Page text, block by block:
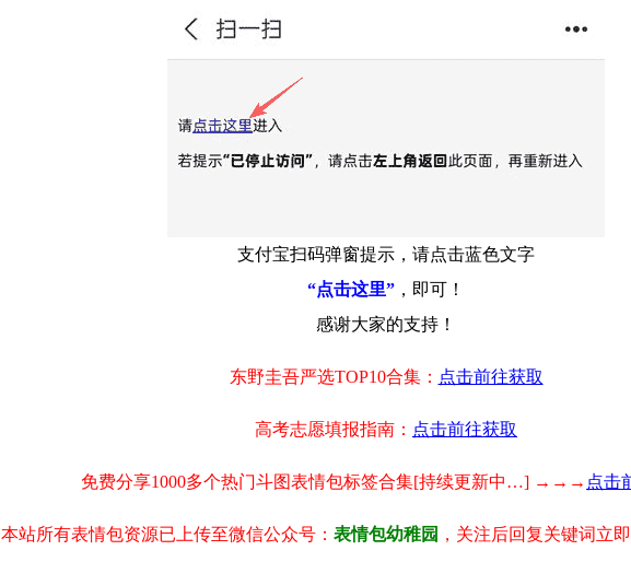
支付宝扫码弹窗提示，请点击蓝色文字
“点击这里” ，即可！
感谢大家的支持！
东野圭吾严选TOP10合集： 点击前往获取
高考志愿填报指南： 点击前往获取
免费分享1000多个热门斗图表情包标签合集[持续更新中…] →→→ 点击
本站所有表情包资源已上传至微信公众号： 表情包幼稚园 ，关注后回复关键词立